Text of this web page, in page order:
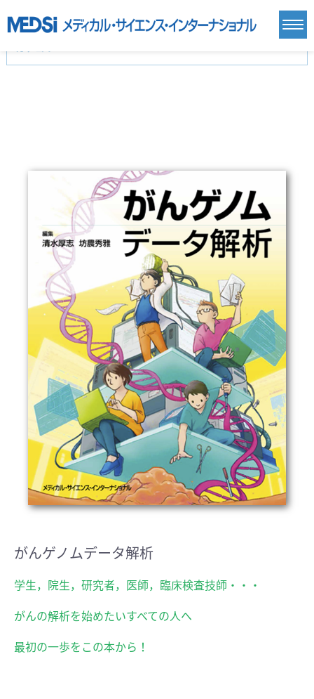
基礎医学(93)
基礎医学関連科学(80)
自然科学(25)
医療技術(16)
薬学(7)
保健・体育(1)
衛生・公衆衛生学(14)
医学一般(91) マルチメディア(0)
がんゲノムデータ解析
学生，院生，研究者，医師，臨床検査技師・・・
がんの解析を始めたいすべての人へ
最初の一歩をこの本から！